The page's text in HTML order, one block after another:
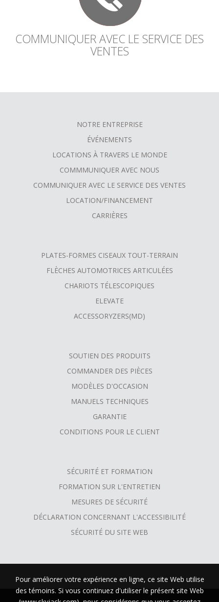
COMMUNIQUER AVEC LE SERVICE DES
VENTES
MENU
NOTRE ENTREPRISE
ÉVÉNEMENTS
LOCATIONS À TRAVERS LE MONDE
COMMMUNIQUER AVEC NOUS
COMMUNIQUER AVEC LE SERVICE DES VENTES
LOCATION/FINANCEMENT
CARRIÈRES
PLATES-FORMES CISEAUX TOUT-TERRAIN
FLÈCHES AUTOMOTRICES ARTICULÉES
CHARIOTS TÉLESCOPIQUES
ELEVATE
ACCESSORYZERS(MD)
SOUTIEN DES PRODUITS
COMMANDER DES PIÈCES
MODÈLES D'OCCASION
MANUELS TECHNIQUES
GARANTIE
CONDITIONS POUR LE CLIENT
SÉCURITÉ ET FORMATION
FORMATION SUR L'ENTRETIEN
MESURES DE SÉCURITÉ
DÉCLARATION CONCERNANT L'ACCESSIBILITÉ
SÉCURITÉ DU SITE WEB
Pour améliorer votre expérience en ligne, ce site Web utilise
des témoins. Si vous continuez d'utiliser le présent site Web